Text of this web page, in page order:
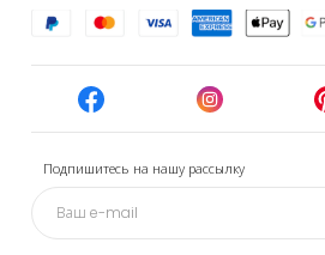
Подпишитесь на нашу рассылку